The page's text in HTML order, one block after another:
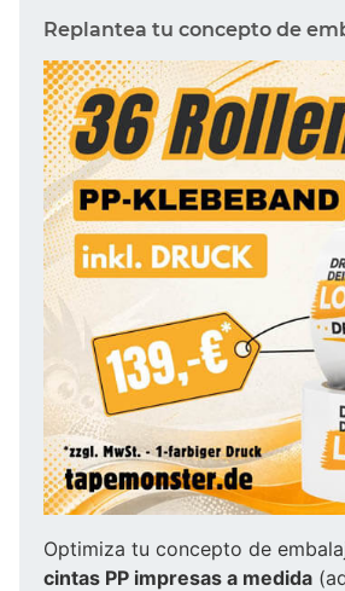
Replantea tu concepto de
Optimiza tu concepto de
cintas PP impresas a medida